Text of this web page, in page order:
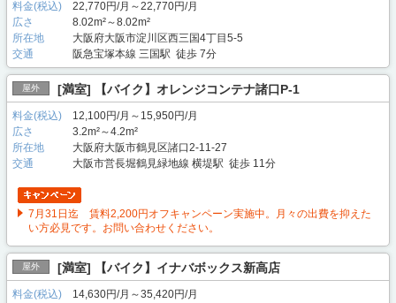
料金(税込)
22,770円/月～22,770円/月
広さ
8.02m²～8.02m²
所在地
大阪府大阪市淀川区西三国4丁目5-5
交通
阪急宝塚本線 三国駅 徒歩 7分
屋外 [満室] 【バイク】オレンジコンテナ諸口P-1
料金(税込)
12,100円/月～15,950円/月
広さ
3.2m²～4.2m²
所在地
大阪府大阪市鶴見区諸口2-11-27
交通
大阪市営長堀鶴見緑地線 横堤駅 徒歩 11分
7月31日迄 賃料2,200円オフキャンペーン実施中。月々の出費を抑えた
い方必見です。お問い合わせください。
屋外 [満室] 【バイク】イナバボックス新高店
料金(税込)
14,630円/月～35,420円/月